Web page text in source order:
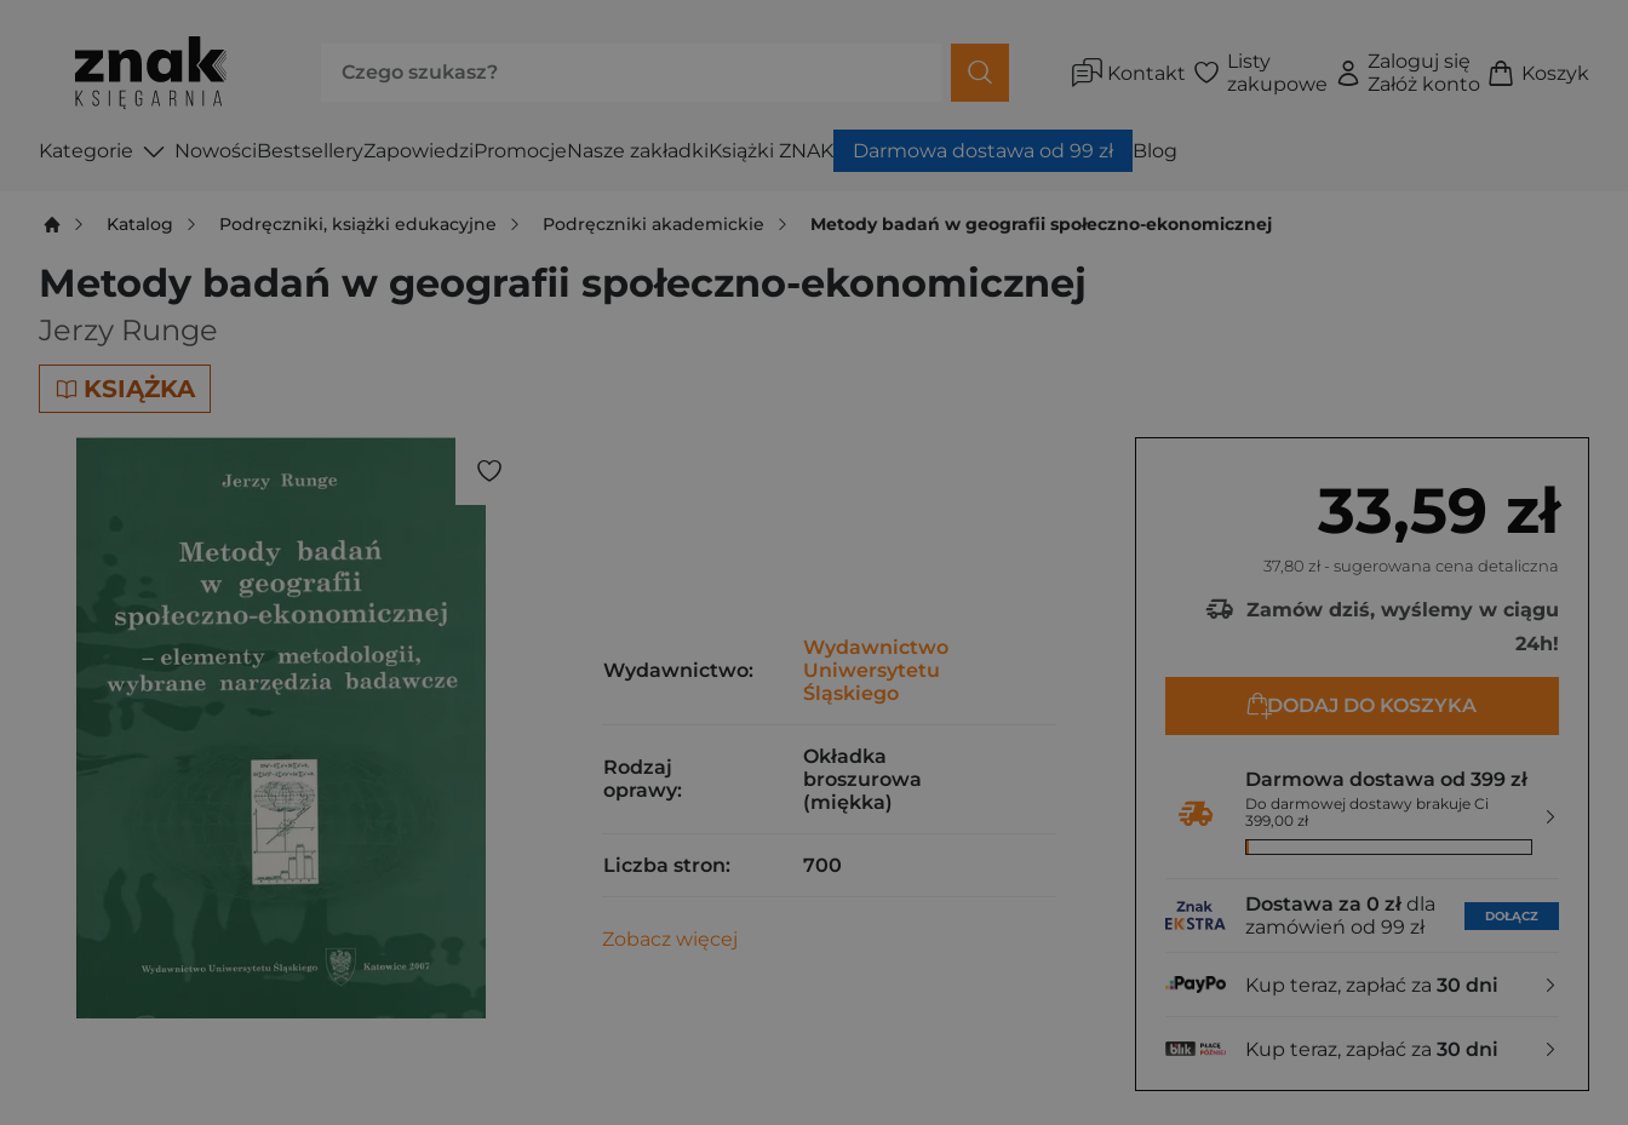
Kontakt
Listy
zakupowe
Zaloguj się
Załóż konto
Koszyk
Kategorie NowościBestselleryZapowiedziPromocjeNasze zakładkiKsiążki ZNAK Darmowa dostawa od 99 zł Blog
Katalog Podręczniki, książki edukacyjne Podręczniki akademickie Metody badań w geografii społeczno-ekonomicznej
Metody badań w geografii społeczno-ekonomicznej
Jerzy Runge
KSIĄŻKA
33,59 zł
37,80 zł - sugerowana cena detaliczna
Zamów dziś, wyślemy w ciągu
24h!
DODAJ DO KOSZYKA
Darmowa dostawa od 399 zł
Do darmowej dostawy brakuje Ci
399,00 zł
Dostawa za 0 zł dla
zamówień od 99 zł
DOŁĄCZ
Kup teraz, zapłać za 30 dni
Kup teraz, zapłać za 30 dni
Wydawnictwo:
Wydawnictwo
Uniwersytetu
Śląskiego
Rodzaj
oprawy:
Okładka
broszurowa
(miękka)
Liczba stron: 700
Zobacz więcej